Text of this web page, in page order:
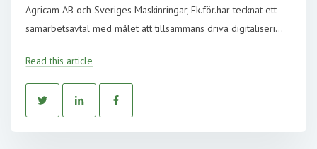
Agricam AB och Sveriges Maskinringar, Ek.för.har tecknat ett
samarbetsavtal med målet att tillsammans driva digitaliseri...
Read this article